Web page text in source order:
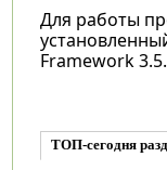
Для работы
Framework 3.5.
ТОП-сегодня